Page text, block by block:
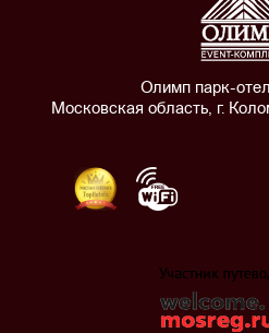
Олимп парк-
Московская область, г.